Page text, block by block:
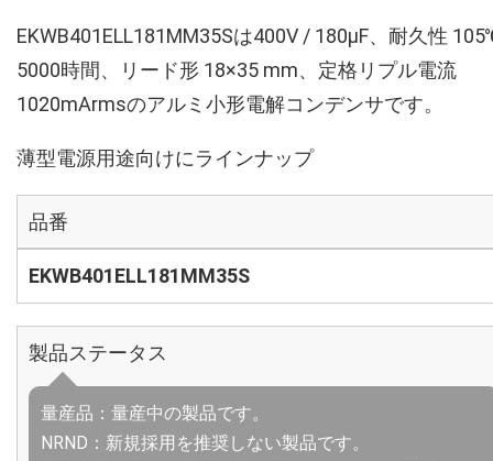
EKWB401ELL181MM35Sは400V / 180µF、耐久性
5000時間、リード形 18×35 mm、定格リプル電流
1020mArmsのアルミ小形電解コンデンサです。
薄型電源用途向けにラインナップ
品番
EKWB401ELL181MM35S
製品ステータス
量産品：量産中の製品です。
NRND：新規採用を推奨しない製品です。